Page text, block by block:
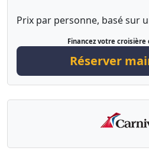
Prix par personne, basé sur
Financez votre croisière
Réserver